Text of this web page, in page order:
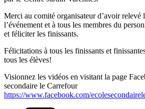
Merci au comité organisateur d’avoir relevé
l’événement et à tous les membres du
et féliciter les finissants.
Félicitations à tous les finissants et
tous les élèves!
Visionnez les vidéos en visitant la page
secondaire le Carrefour
https://www.facebook.com/